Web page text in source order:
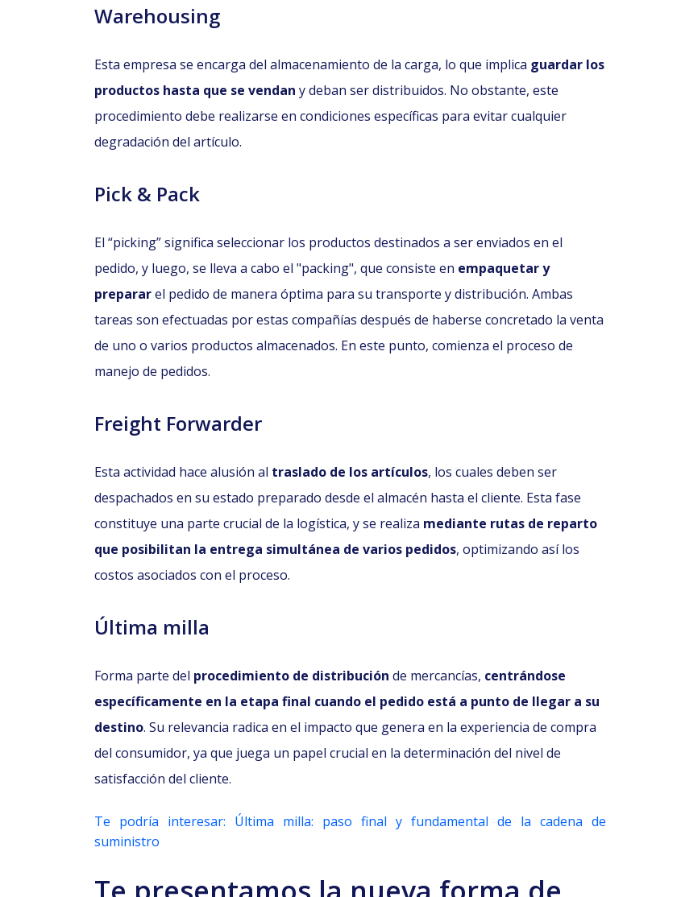
Warehousing
Esta empresa se encarga del almacenamiento de la carga, lo que implica guardar los
productos hasta que se vendan y deban ser distribuidos. No obstante, este
procedimiento debe realizarse en condiciones específicas para evitar cualquier
degradación del artículo.
Pick & Pack
El “picking” significa seleccionar los productos destinados a ser enviados en el
pedido, y luego, se lleva a cabo el "packing", que consiste en empaquetar y
prepararel pedido de manera óptima para su transporte y distribución. Ambas
tareas son efectuadas por estas compañías después de haberse concretado la venta
de uno o varios productos almacenados. En este punto, comienza el proceso de
manejo de pedidos.
Freight Forwarder
Esta actividad hace alusión al traslado de los artículos, los cuales deben ser
despachados en su estado preparado desde el almacén hasta el cliente. Esta fase
constituye una parte crucial de la logística, y se realiza mediante rutas de reparto
que posibilitan la entrega simultánea de varios pedidos, optimizando así los
costos asociados con el proceso.
Última milla
Forma parte del procedimiento de distribución de mercancías, centrándose
específicamente en la etapa final cuando el pedido está a punto de llegar a su
destino. Su relevancia radica en el impacto que genera en la experiencia de compra
del consumidor, ya que juega un papel crucial en la determinación del nivel de
satisfacción del cliente.
Te podría interesar: Última milla: paso final y fundamental de la cadena de
suministro